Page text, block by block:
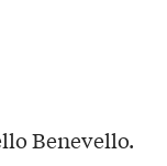
Benevello.